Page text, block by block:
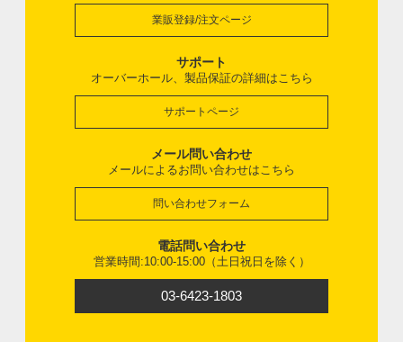
業販登録/注文ページ
サポート
オーバーホール、製品保証の詳細はこちら
サポートページ
メール問い合わせ
メールによるお問い合わせはこちら
問い合わせフォーム
電話問い合わせ
営業時間:10:00-15:00（土日祝日を除く）
03-6423-1803